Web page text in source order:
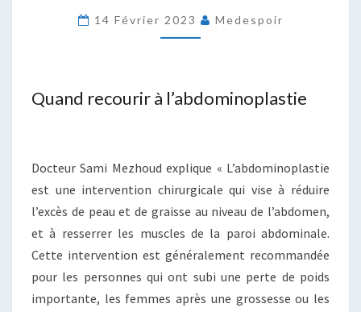
ESTHÉTIQUES
14 Février 2023 Medespoir
Quand recourir à l’abdominoplastie
Docteur Sami Mezhoud explique « L’abdominoplastie
est une intervention chirurgicale qui vise à réduire
l’excès de peau et de graisse au niveau de l’abdomen,
et à resserrer les muscles de la paroi abdominale.
Cette intervention est généralement recommandée
pour les personnes qui ont subi une perte de poids
importante, les femmes après une grossesse ou les